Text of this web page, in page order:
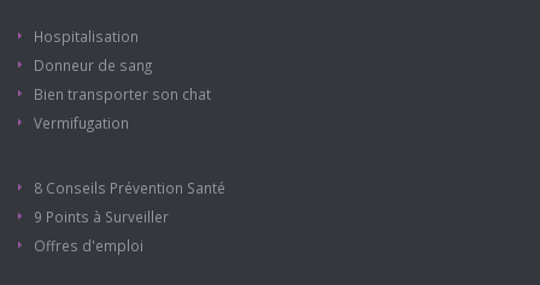
Hospitalisation
Donneur de sang
Bien transporter son chat
Vermifugation
8 Conseils Prévention Santé
9 Points à Surveiller
Offres d'emploi